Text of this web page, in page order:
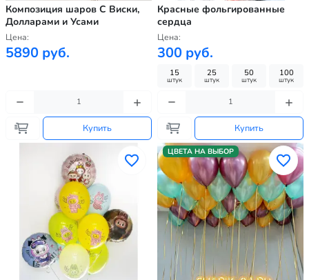
Композиция шаров С Виски,
Долларами и Усами
Цена:
5890 руб.
Купить
Красные фольгированные
сердца
Цена:
300 руб.
15
штук
25
штук
50
штук
100
штук
Купить
ЦВЕТА НА ВЫБОР